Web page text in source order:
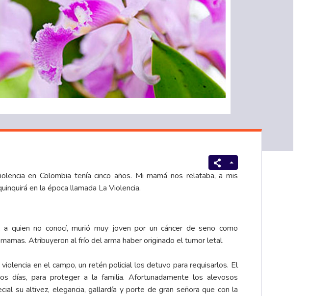
en Colombia tenía cinco años. Mi mamá nos relataba, a mis
en la época llamada La Violencia.
quien no conocí, murió muy joven por un cáncer de seno como
Atribuyeron al frío del arma haber originado el tumor letal.
en el campo, un retén policial los detuvo para requisarlos. El
días, para proteger a la familia. Afortunadamente los alevosos
su altivez, elegancia, gallardía y porte de gran señora que con la